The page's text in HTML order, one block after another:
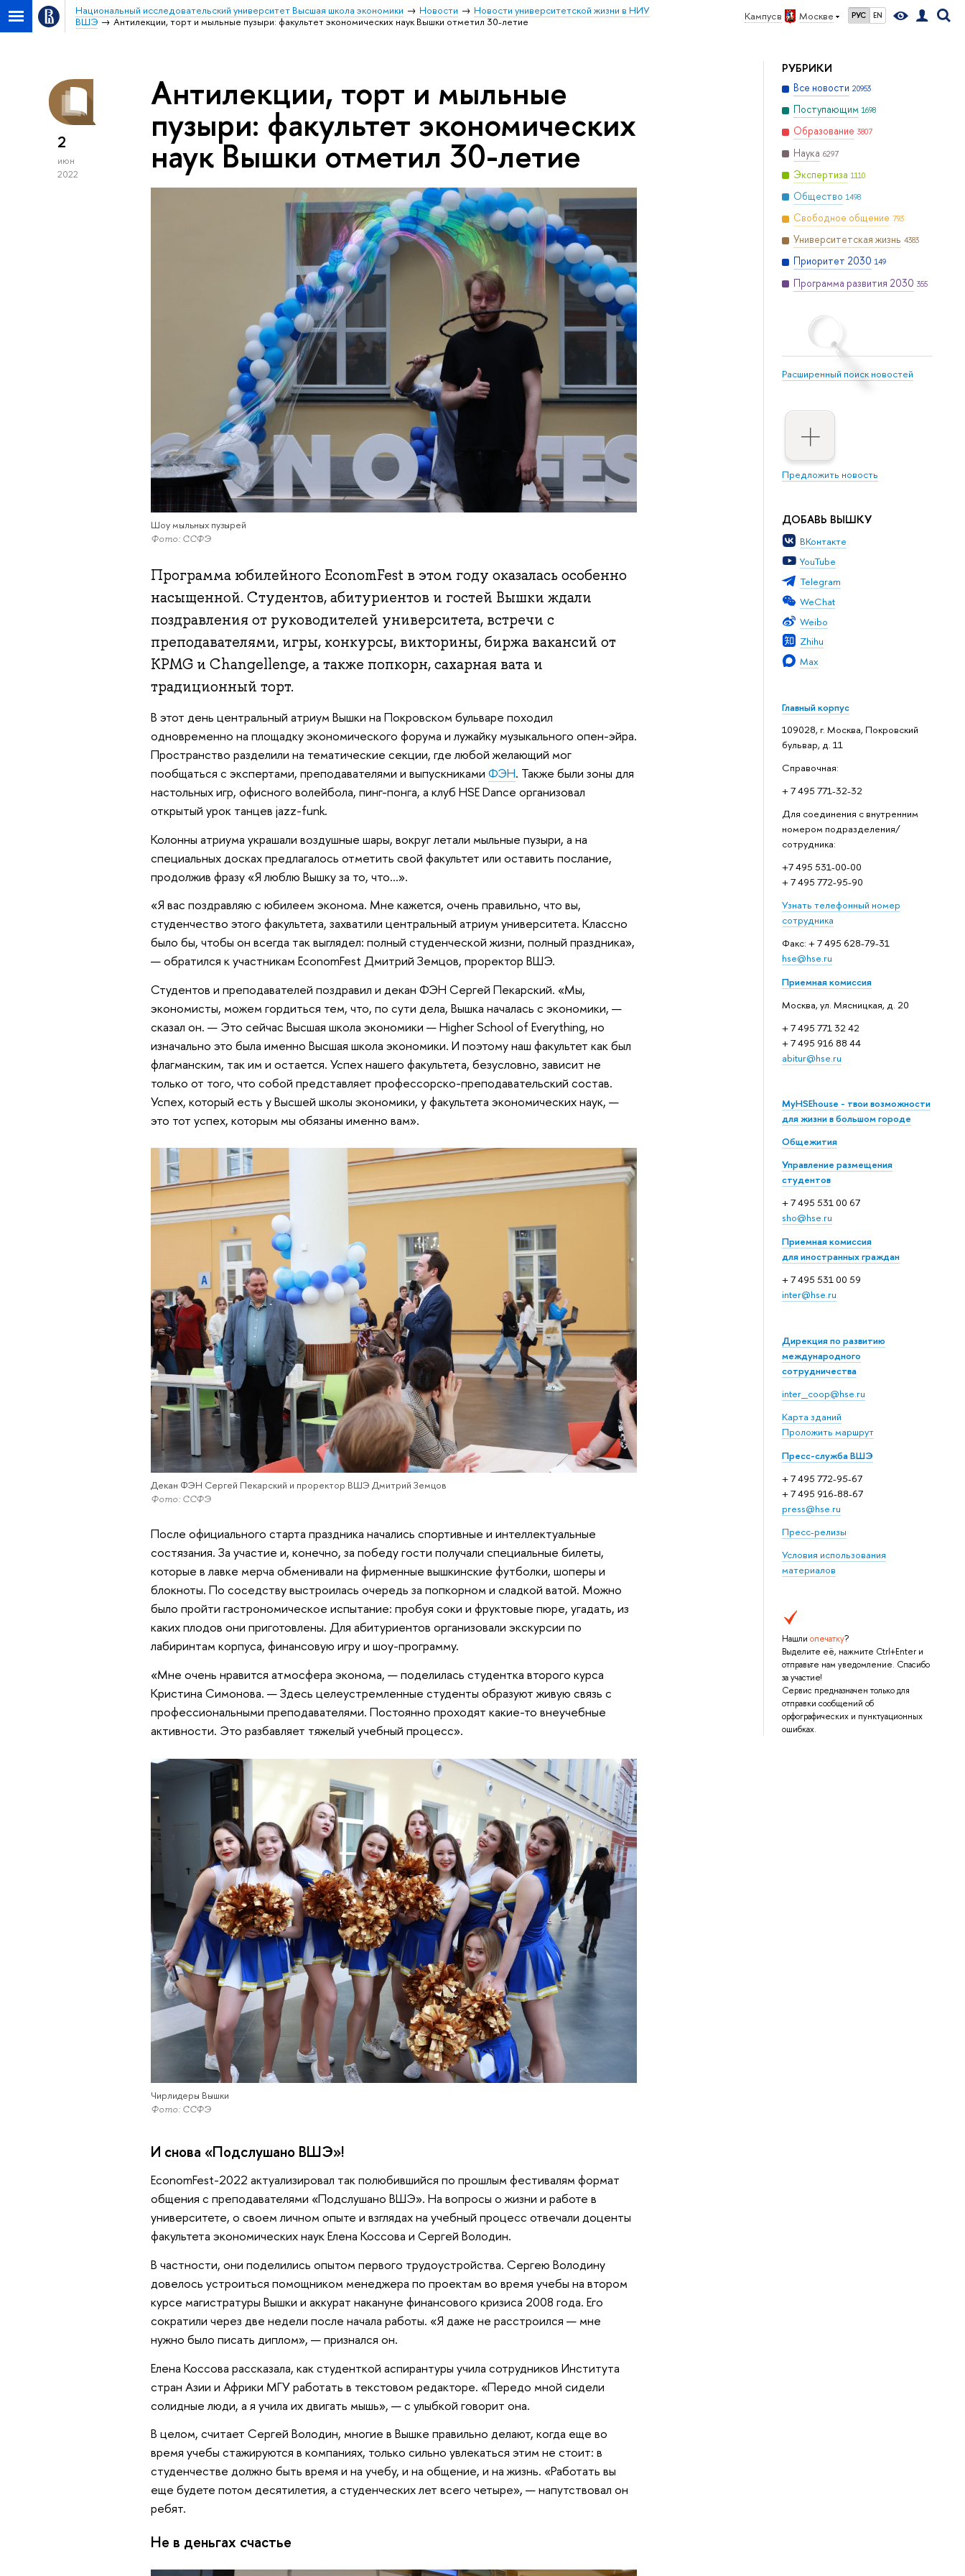
Кампус в Москве РУС EN
Национальный исследовательский университет Высшая школа экономики Новости
Новости университетской жизни в НИУ
ВШЭ
Антилекции, торт и мыльные пузыри: факультет экономических наук Вышки отметил 30-летие
РУБРИКИ
Все новости 20953
Поступающим 1698
Образование 3807
Наука 6297
Экспертиза 1110
Общество 1498
Свободное общение 793
Университетская жизнь 4383
Приоритет 2030 149
Программа развития 2030 355
Расширенный поиск новостей
Предложить новость
ДОБАВЬ ВЫШКУ
ВКонтакте
YouTube
Telegram
WeChat
Weibo
Zhihu
Max
Главный корпус
109028, г. Москва, Покровский
бульвар, д. 11
Справочная:
+ 7 495 771-32-32
Для соединения с внутренним
номером подразделения/
сотрудника:
+7 495 531-00-00
+ 7 495 772-95-90
Узнать телефонный номер
сотрудника
Факс: + 7 495 628-79-31
hse@hse.ru
Приемная комиссия
Москва, ул. Мясницкая, д. 20
+ 7 495 771 32 42
+ 7 495 916 88 44
abitur@hse.ru
MyHSEhouse - твои возможности
для жизни в большом городе
Общежития
Управление размещения
студентов
+ 7 495 531 00 67
sho@hse.ru
Приемная комиссия
для иностранных граждан
+ 7 495 531 00 59
inter@hse.ru
Дирекция по развитию
международного
сотрудничества
inter_coop@hse.ru
Карта зданий
Проложить маршрут
Пресс-служба ВШЭ
+ 7 495 772-95-67
+ 7 495 916-88-67
press@hse.ru
Пресс-релизы
Условия использования
материалов
Нашли опечатку?
Выделите её, нажмите Ctrl+Enter и
отправьте нам уведомление. Спасибо
за участие!
Сервис предназначен только для
отправки сообщений об
орфографических и пунктуационных
ошибках.
2
июн
2022
Антилекции, торт и мыльные
пузыри: факультет экономических
наук Вышки отметил 30-летие
Шоу мыльных пузырей
Фото: ССФЭ
Программа юбилейного EconomFest в этом году оказалась особенно
насыщенной. Студентов, абитуриентов и гостей Вышки ждали
поздравления от руководителей университета, встречи с
преподавателями, игры, конкурсы, викторины, биржа вакансий от
KPMG и Changellenge, а также попкорн, сахарная вата и
традиционный торт.
В этот день центральный атриум Вышки на Покровском бульваре походил
одновременно на площадку экономического форума и лужайку музыкального опен-эйра.
Пространство разделили на тематические секции, где любой желающий мог
пообщаться с экспертами, преподавателями и выпускниками ФЭН. Также были зоны для
настольных игр, офисного волейбола, пинг-понга, а клуб HSE Dance организовал
открытый урок танцев jazz-funk.
Колонны атриума украшали воздушные шары, вокруг летали мыльные пузыри, а на
специальных досках предлагалось отметить свой факультет или оставить послание,
продолжив фразу «Я люблю Вышку за то, что…».
«Я вас поздравляю с юбилеем эконома. Мне кажется, очень правильно, что вы,
студенчество этого факультета, захватили центральный атриум университета. Классно
было бы, чтобы он всегда так выглядел: полный студенческой жизни, полный праздника»,
— обратился к участникам EconomFest Дмитрий Земцов, проректор ВШЭ.
Студентов и преподавателей поздравил и декан ФЭН Сергей Пекарский. «Мы,
экономисты, можем гордиться тем, что, по сути дела, Вышка началась с экономики, —
сказал он. — Это сейчас Высшая школа экономики — Higher School of Everything, но
изначально это была именно Высшая школа экономики. И поэтому наш факультет как был
флагманским, так им и остается. Успех нашего факультета, безусловно, зависит не
только от того, что собой представляет профессорско-преподавательский состав.
Успех, который есть у Высшей школы экономики, у факультета экономических наук, —
это тот успех, которым мы обязаны именно вам».
Декан ФЭН Сергей Пекарский и проректор ВШЭ Дмитрий Земцов
Фото: ССФЭ
После официального старта праздника начались спортивные и интеллектуальные
состязания. За участие и, конечно, за победу гости получали специальные билеты,
которые в лавке мерча обменивали на фирменные вышкинские футболки, шоперы и
блокноты. По соседству выстроилась очередь за попкорном и сладкой ватой. Можно
было пройти гастрономическое испытание: пробуя соки и фруктовые пюре, угадать, из
каких плодов они приготовлены. Для абитуриентов организовали экскурсии по
лабиринтам корпуса, финансовую игру и шоу-программу.
«Мне очень нравится атмосфера эконома, — поделилась студентка второго курса
Кристина Симонова. — Здесь целеустремленные студенты образуют живую связь с
профессиональными преподавателями. Постоянно проходят какие-то внеучебные
активности. Это разбавляет тяжелый учебный процесс».
Чирлидеры Вышки
Фото: ССФЭ
И снова «Подслушано ВШЭ»!
EconomFest-2022 актуализировал так полюбившийся по прошлым фестивалям формат
общения с преподавателями «Подслушано ВШЭ». На вопросы о жизни и работе в
университете, о своем личном опыте и взглядах на учебный процесс отвечали доценты
факультета экономических наук Елена Коссова и Сергей Володин.
В частности, они поделились опытом первого трудоустройства. Сергею Володину
довелось устроиться помощником менеджера по проектам во время учебы на втором
курсе магистратуры Вышки и аккурат накануне финансового кризиса 2008 года. Его
сократили через две недели после начала работы. «Я даже не расстроился — мне
нужно было писать диплом», — признался он.
Елена Коссова рассказала, как студенткой аспирантуры учила сотрудников Института
стран Азии и Африки МГУ работать в текстовом редакторе. «Передо мной сидели
солидные люди, а я учила их двигать мышь», — с улыбкой говорит она.
В целом, считает Сергей Володин, многие в Вышке правильно делают, когда еще во
время учебы стажируются в компаниях, только сильно увлекаться этим не стоит: в
студенчестве должно быть время и на учебу, и на общение, и на жизнь. «Работать вы
еще будете потом десятилетия, а студенческих лет всего четыре», — напутствовал он
ребят.
Не в деньгах счастье